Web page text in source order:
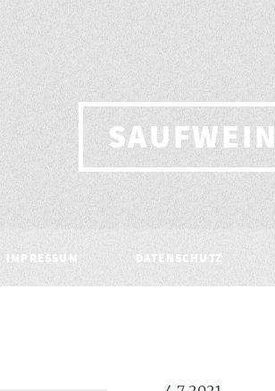
SAUFWEIN
IMPRESSUM DATENSCHUTZ